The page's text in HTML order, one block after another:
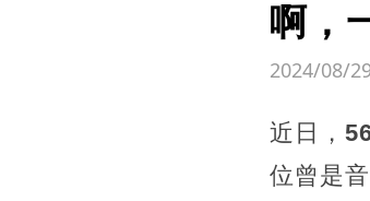
啊，
2024/08/
近日，
位曾是